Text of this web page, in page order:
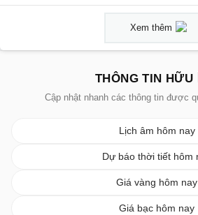
Xem thêm
THÔNG TIN HỮU
Cập nhật nhanh các thông tin được
Lịch âm hôm nay
Dự báo thời tiết hôm
Giá vàng hôm nay
Giá bạc hôm nay